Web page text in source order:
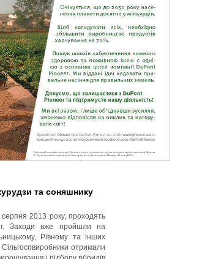
та соняшнику
серпня 2013 року, проходять
Заходи вже пройшли на
Рівному та інших
отримали